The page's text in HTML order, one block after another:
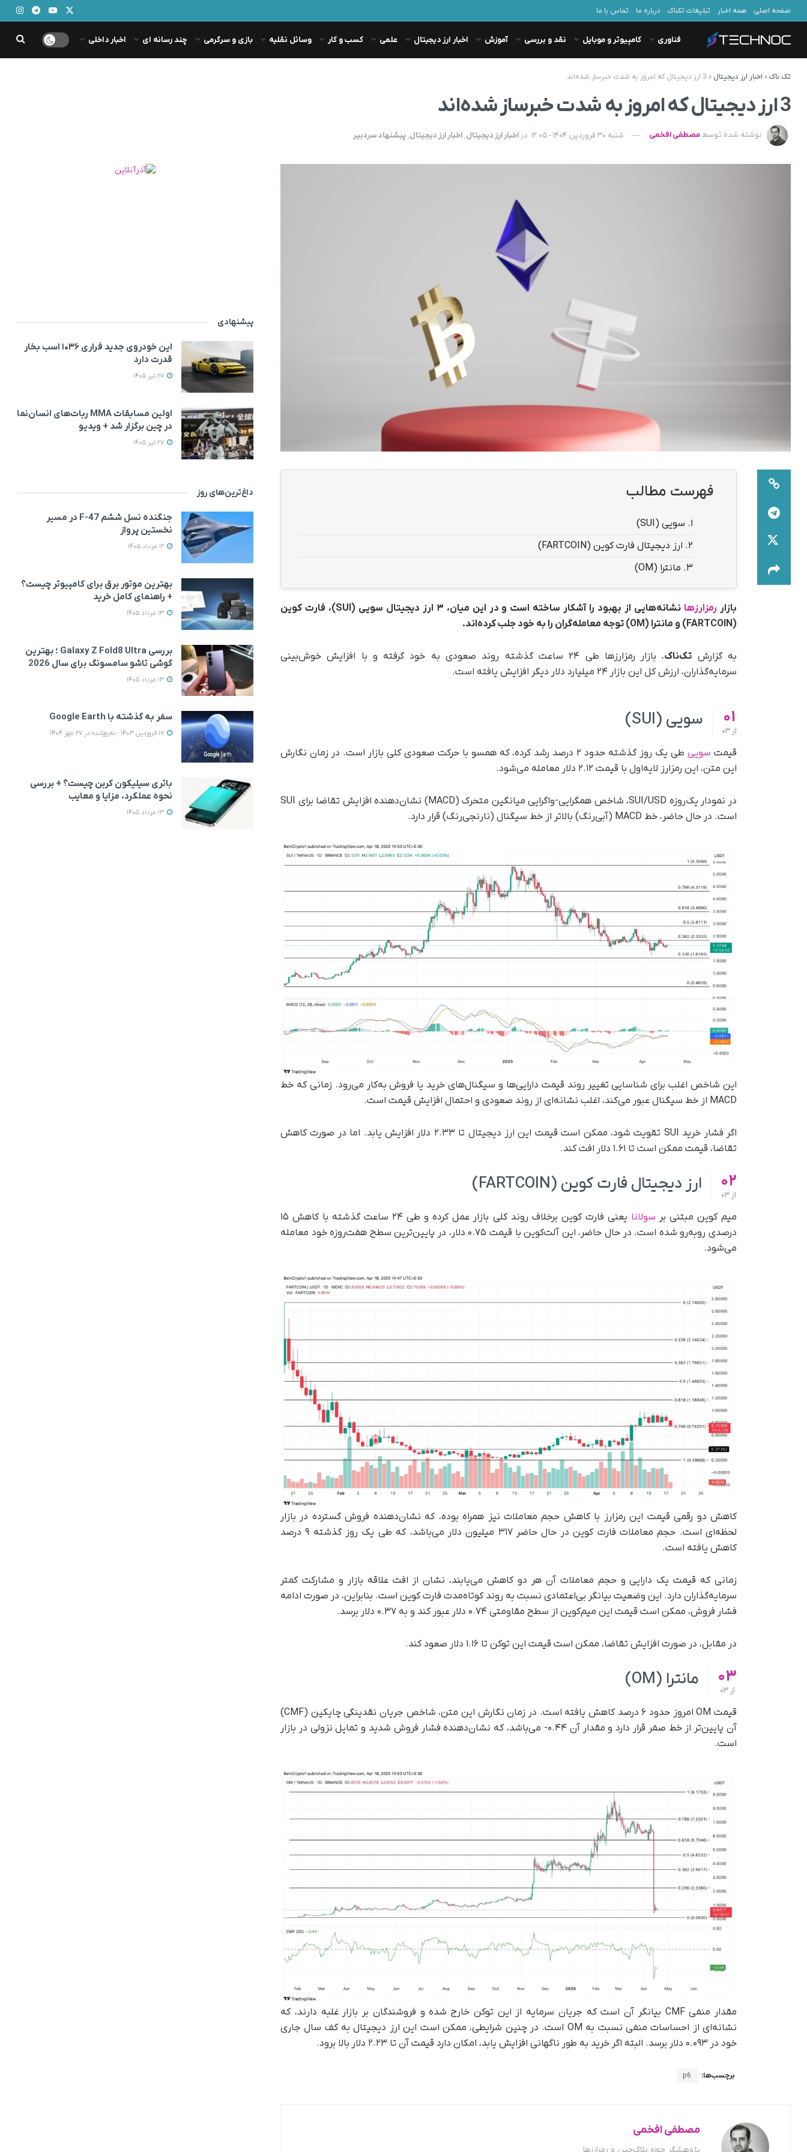
صفحه اصلی همه اخبار تبلیغات تکناک درباره ما تماس با ما
فناوری کامپیوتر و موبایل نقد و بررسی آموزش اخبار ارز دیجیتال علمی کسب و کار وسائل نقلیه بازی و سرگرمی چند رسانه ای اخبار داخلی
تک ناک» اخبار ارز دیجیتال » 3 ارز دیجیتال که امروز به‌ شدت خبرساز شده‌اند
3 ارز دیجیتال که امروز به‌ شدت خبرساز شده‌اند
نوشته شده توسط مصطفی افخمی شنبه 30 فروردین 1404 - 12:05 در اخبار ارز دیجیتال,اخبار ارز دیجیتال,پیشنهاد سردبیر
فهرست مطالب
1. سویی (SUI)
2. ارز دیجیتال فارت کوین (FARTCOIN)
3. مانترا (OM)
بازار رمزارزها
نشانه‌هایی از بهبود را آشکار ساخته است و در این میان، ۳ ارز دیجیتال سویی (SUI)، فارت کوین
(FARTCOIN) و مانترا (OM) توجه معامله‌گران را به خود جلب کرده‌اند.
به گزارش تک‌ناک
، بازار رمزارزها طی ۲۴ ساعت گذشته روند صعودی به خود گرفته و با افزایش خوش‌بینی
سرمایه‌گذاران، ارزش کل این بازار ۲۴ میلیارد دلار دیگر افزایش یافته است.
01
از
سویی (SUI)
قیمت سویی
طی یک روز گذشته حدود ۲ درصد رشد کرده، که همسو با حرکت صعودی کلی بازار است. در زمان نگارش
این متن، این رمزارز لایه‌اول با قیمت ۲.۱۲ دلار معامله می‌شود.
در نمودار یک‌روزه SUI/USD، شاخص همگرایی-واگرایی میانگین متحرک (MACD) نشان‌دهنده افزایش تقاضا برای SUI
است. در حال حاضر، خط MACD (آبی‌رنگ) بالاتر از خط سیگنال (نارنجی‌رنگ) قرار دارد.
این شاخص اغلب برای شناسایی تغییر روند قیمت دارایی‌ها و سیگنال‌های خرید یا فروش به‌کار می‌رود. زمانی که خط
MACD از خط سیگنال عبور می‌کند، اغلب نشانه‌ای از روند صعودی و احتمال افزایش قیمت است.
اگر فشار خرید SUI تقویت شود، ممکن است قیمت این ارز دیجیتال تا ۲.۳۳ دلار افزایش یابد. اما در صورت کاهش
تقاضا، قیمت ممکن است تا ۱.۶۱ دلار افت کند.
02
از
ارز دیجیتال فارت کوین (FARTCOIN)
میم کوین مبتنی بر سولانا
یعنی فارت کوین برخلاف روند کلی بازار عمل کرده و طی ۲۴ ساعت گذشته با کاهش ۱۵
درصدی روبه‌رو شده است. در حال حاضر، این آلت‌کوین با قیمت ۰.۷۵ دلار، در پایین‌ترین سطح هفت‌روزه خود معامله
می‌شود.
کاهش دو رقمی قیمت این رمزارز با کاهش حجم معاملات نیز همراه بوده، که نشان‌دهنده فروش گسترده در بازار
لحظه‌ای است. حجم معاملات فارت کوین در حال حاضر ۳۱۷ میلیون دلار می‌باشد، که طی یک روز گذشته ۹ درصد
کاهش یافته است.
زمانی که قیمت یک دارایی و حجم معاملات آن هر دو کاهش می‌یابند، نشان از افت علاقه بازار و مشارکت کمتر
سرمایه‌گذاران دارد. این وضعیت بیانگر بی‌اعتمادی نسبت به روند کوتاه‌مدت فارت کوین است. بنابراین، در صورت ادامه
فشار فروش، ممکن است قیمت این میم‌کوین از سطح مقاومتی ۰.۷۴ دلار عبور کند و به ۰.۳۷ دلار برسد.
در مقابل، در صورت افزایش تقاضا، ممکن است قیمت این توکن تا ۱.۱۶ دلار صعود کند.
03
از 03
مانترا (OM)
قیمت OM امروز حدود ۶ درصد کاهش یافته است. در زمان نگارش این متن، شاخص جریان نقدینگی چایکین (CMF)
آن پایین‌تر از خط صفر قرار دارد و مقدار آن ۰.۴۴- می‌باشد، که نشان‌دهنده فشار فروش شدید و تمایل نزولی در بازار
است.
مقدار منفی CMF بیانگر آن است که جریان سرمایه از این توکن خارج شده و فروشندگان بر بازار غلبه دارند، که
نشانه‌ای از احساسات منفی نسبت به OM است. در چنین شرایطی، ممکن است این ارز دیجیتال به کف سال جاری
خود در ۰.۰۹۳ دلار برسد. البته اگر خرید به‌ طور ناگهانی افزایش یابد، امکان دارد قیمت آن تا ۲.۲۳ دلار بالا برود.
برچسب‌ها: p6
مصطفی افخمی
پیشنهادی
این خودروی جدید فراری ۱۰۳۶ اسب بخار
قدرت دارد
اولین مسابقات MMA ربات‌های انسان‌نما
در چین برگزار شد + ویدیو
داغ‌ترین‌های روز
جنگنده نسل ششم F-47 در مسیر
نخستین پرواز
بهترین موتور برق برای کامپیوتر چیست؟
+ راهنمای کامل خرید
بررسی Galaxy Z Fold8 Ultra ؛ بهترین
گوشی تاشو سامسونگ برای سال 2026
سفر به گذشته با Google Earth
باتری سیلیکون کربن چیست؟ + بررسی
نحوه عملکرد، مزایا و معایب